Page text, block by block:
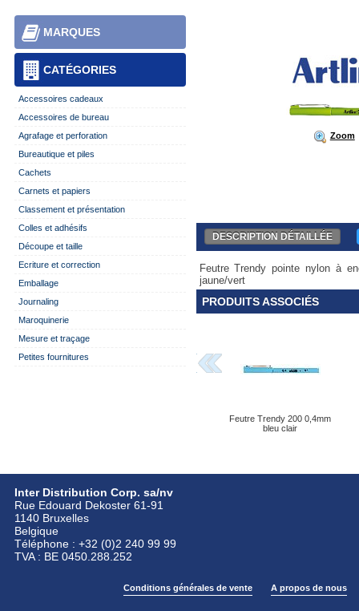
CATÉGORIES
MARQUES
Accessoires cadeaux
Accessoires de bureau
Agrafage et perforation
Bureautique et piles
Cachets
Carnets et papiers
Classement et présentation
Colles et adhésifs
Découpe et taille
Ecriture et correction
Emballage
Journaling
Maroquinerie
Mesure et traçage
Petites fournitures
Zoom
DESCRIPTION DÉTAILLÉE
Feutre Trendy pointe nylon à
jaune/vert
PRODUITS ASSOCIÉS
Feutre Trendy 200 0,4mm
bleu clair
Inter Distribution Corp. sa/nv
Rue Edouard Dekoster 61-91
1140 Bruxelles
Belgique
Téléphone : +32 (0)2 240 99 99
TVA : BE 0450.288.252
Conditions générales de vente A propos de nous